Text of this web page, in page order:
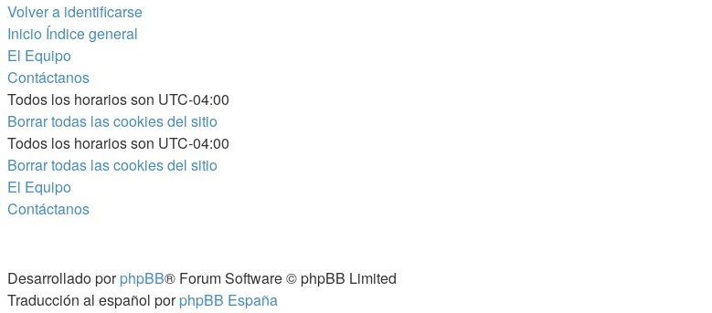
Volver a identificarse
Inicio Índice general
El Equipo
Contáctanos
Todos los horarios son UTC-04:00
Borrar todas las cookies del sitio
Todos los horarios son UTC-04:00
Borrar todas las cookies del sitio
El Equipo
Contáctanos
Desarrollado porphpBB® Forum Software © phpBB Limited
Traducción al español porphpBB España